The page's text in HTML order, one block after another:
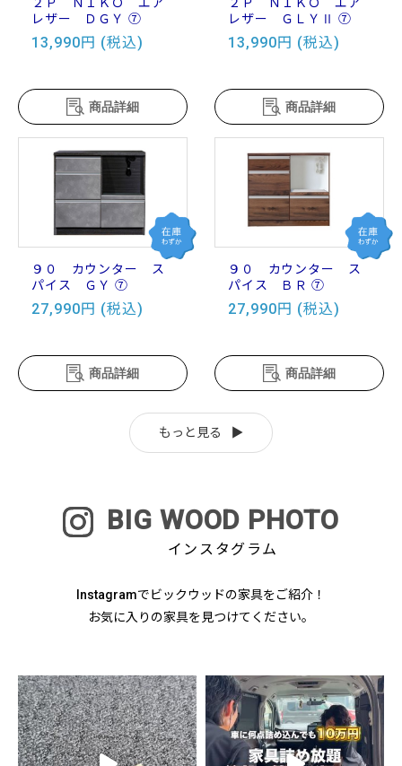
レザー ＤＧＹ ⑦
13,990円 (税込)
商品詳細
レザー ＧＬＹⅡ ⑦
13,990円 (税込)
商品詳細
９０ カウンター ス
パイス ＧＹ ⑦
27,990円 (税込)
商品詳細
９０ カウンター ス
パイス ＢＲ ⑦
27,990円 (税込)
商品詳細
もっと見る
BIG WOOD PHOTO
インスタグラム
Instagramでビックウッドの家具をご紹介！
お気に入りの家具を見つけてください。